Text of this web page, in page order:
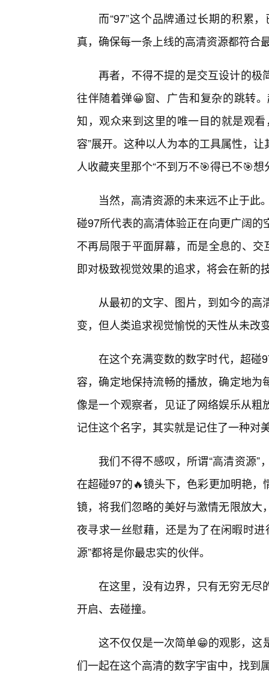
而“97”这个品牌通过长期的积累
真，确保每一条上线的高清资源都符合
再者，不得不提的是交互设计的极
往伴随着弹😀窗、广告和复杂的跳转
知，观众来到这里的唯一目的就是观
容”展开。这种以人为本的工具属性，
人收藏夹里那个“不到万不🎯得已不🎯想
当然，高清资源的未来远不止于此
碰97所代表的高清体验正在向更广阔
不再局限于平面屏幕，而是全息的、
即对极致视觉效果的追求，将会在新的
从最初的文字、图片，到如今的
变，但人类追求视觉愉悦的天性从未改
在这个充满变数的数字时代，超碰
容，确定地保持流畅的播放，确定地
像是一个观察者，见证了网络娱乐从
记住这个名字，其实就是记住了一种对
我们不得不感叹，所谓“高清资源
在超碰97的🔥镜头下，色彩更加明艳
镜，将我们忽略的美好与激情无限放
夜寻求一丝慰藉，还是为了在闲暇时
源”都将是你最忠实的伙伴。
在这里，没有边界，只有无穷无尽
开启、去碰撞。
这不仅仅是一次简单😁的观影，这
们一起在这个高清的数字宇宙中，找到